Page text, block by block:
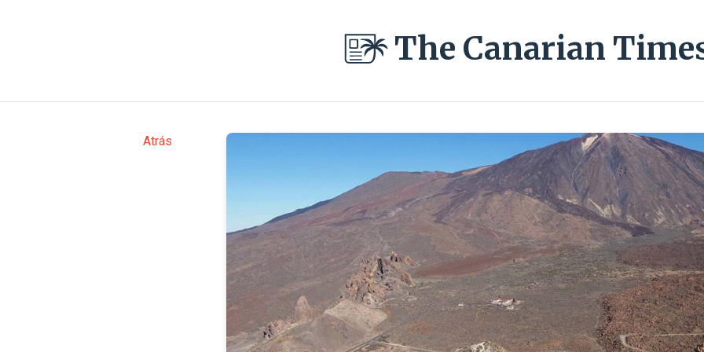
The Canarian
Atrás